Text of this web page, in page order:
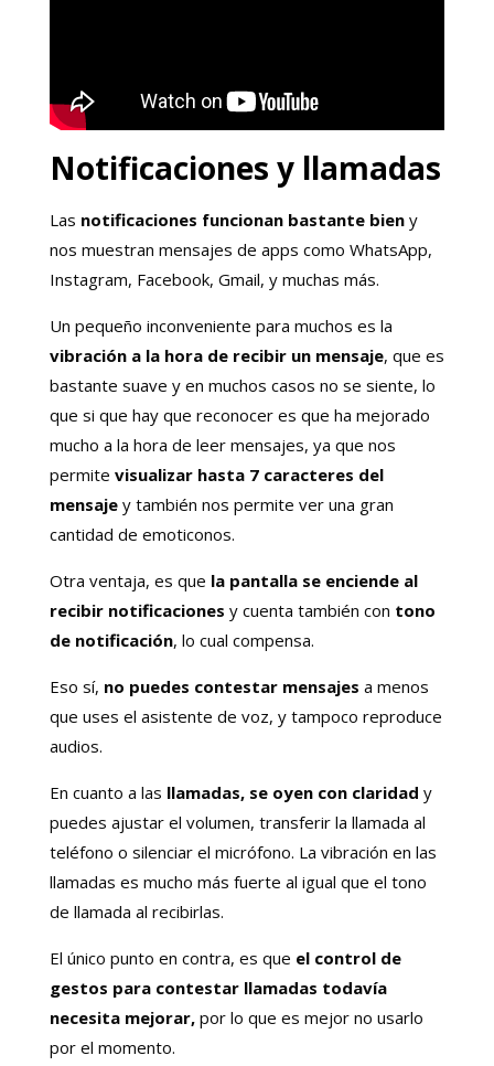
Notificaciones y llamadas
Las notificaciones funcionan bastante bieny
nos muestran mensajes de apps como WhatsApp,
Instagram, Facebook, Gmail, y muchas más.
Un pequeño inconveniente para muchos es la
vibración a la hora de recibir un mensaje, que es
bastante suave y en muchos casos no se siente, lo
que si que hay que reconocer es que ha mejorado
mucho a la hora de leer mensajes, ya que nos
permite visualizar hasta 7 caracteres del
mensajey también nos permite ver una gran
cantidad de emoticonos.
Otra ventaja, es que la pantalla se enciende al
recibir notificaciones y cuenta también con tono
de notificación, lo cual compensa.
Eso sí, no puedes contestar mensajes a menos
que uses el asistente de voz, y tampoco reproduce
audios.
En cuanto a las llamadas, se oyen con claridad y
puedes ajustar el volumen, transferir la llamada al
teléfono o silenciar el micrófono. La vibración en las
llamadas es mucho más fuerte al igual que el tono
de llamada al recibirlas.
El único punto en contra, es que el control de
gestos para contestar llamadas todavía
necesita mejorar,por lo que es mejor no usarlo
por el momento.